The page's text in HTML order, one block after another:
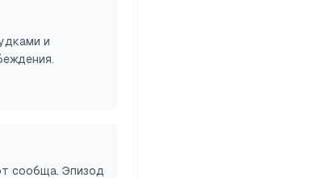
и
сообща. Эпизод